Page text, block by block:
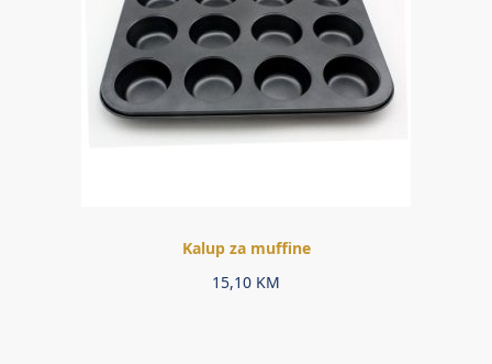
Kalup za muffine
15,10 KM